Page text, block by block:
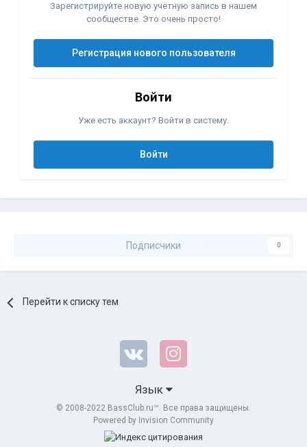
Зарегистрируйте новую учётную запись в нашем
сообществе. Это очень просто!
Регистрация нового пользователя
Войти
Уже есть аккаунт? Войти в систему.
Войти
Подписчики 0
Перейти к списку тем
Язык
© 2008-2022 BassClub.ru™. Все права защищены.
Powered by Invision Community